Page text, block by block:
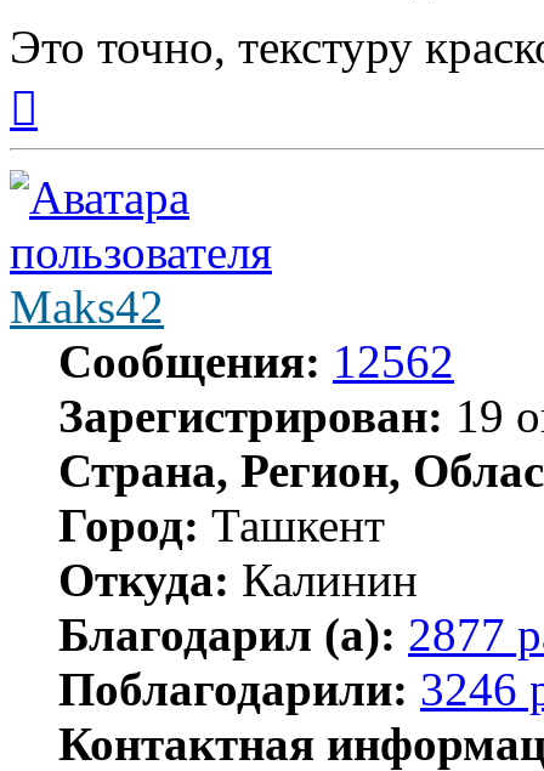
Это точно, текстуру
началу
Maks42
Сообщения: 12562
Зарегистрирован: 19
Страна, Регион,
Город: Ташкент
Откуда: Калинин
Благодарил (а): 2877
Поблагодарили: 3246
Контактная